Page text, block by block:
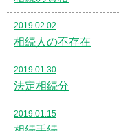
2019.02.02
相続人の不存在
2019.01.30
法定相続分
2019.01.15